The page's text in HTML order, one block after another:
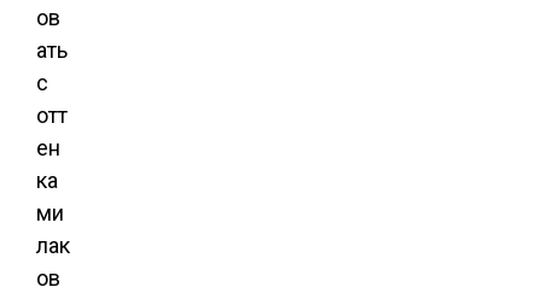
ов
ать
с
отт
ен
ка
ми
лак
ов